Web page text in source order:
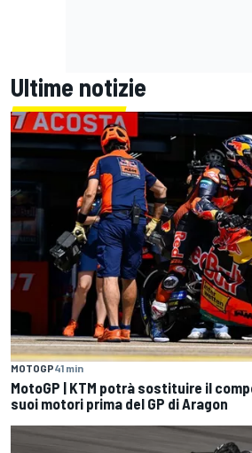
Ultime notizie
MOTOGP41 min
MotoGP | KTM potrà sostituire il
suoi motori prima del GP di Aragon